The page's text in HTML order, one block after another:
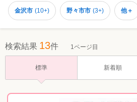
金沢市 (10+) 野々市市 (3+) 他＋
検索結果 13件 1ページ目
標準 新着順